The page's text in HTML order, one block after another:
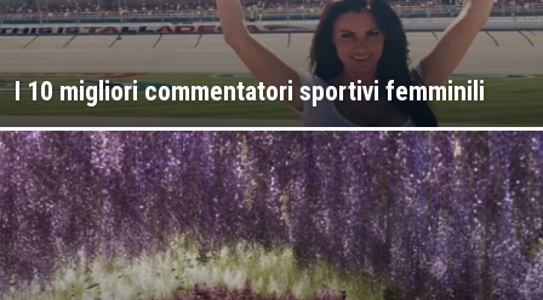
I 10 migliori commentatori sportivi femminili